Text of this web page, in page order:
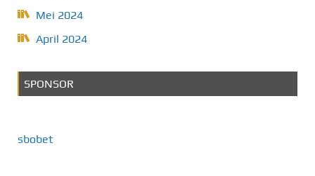
Mei 2024
April 2024
SPONSOR
sbobet